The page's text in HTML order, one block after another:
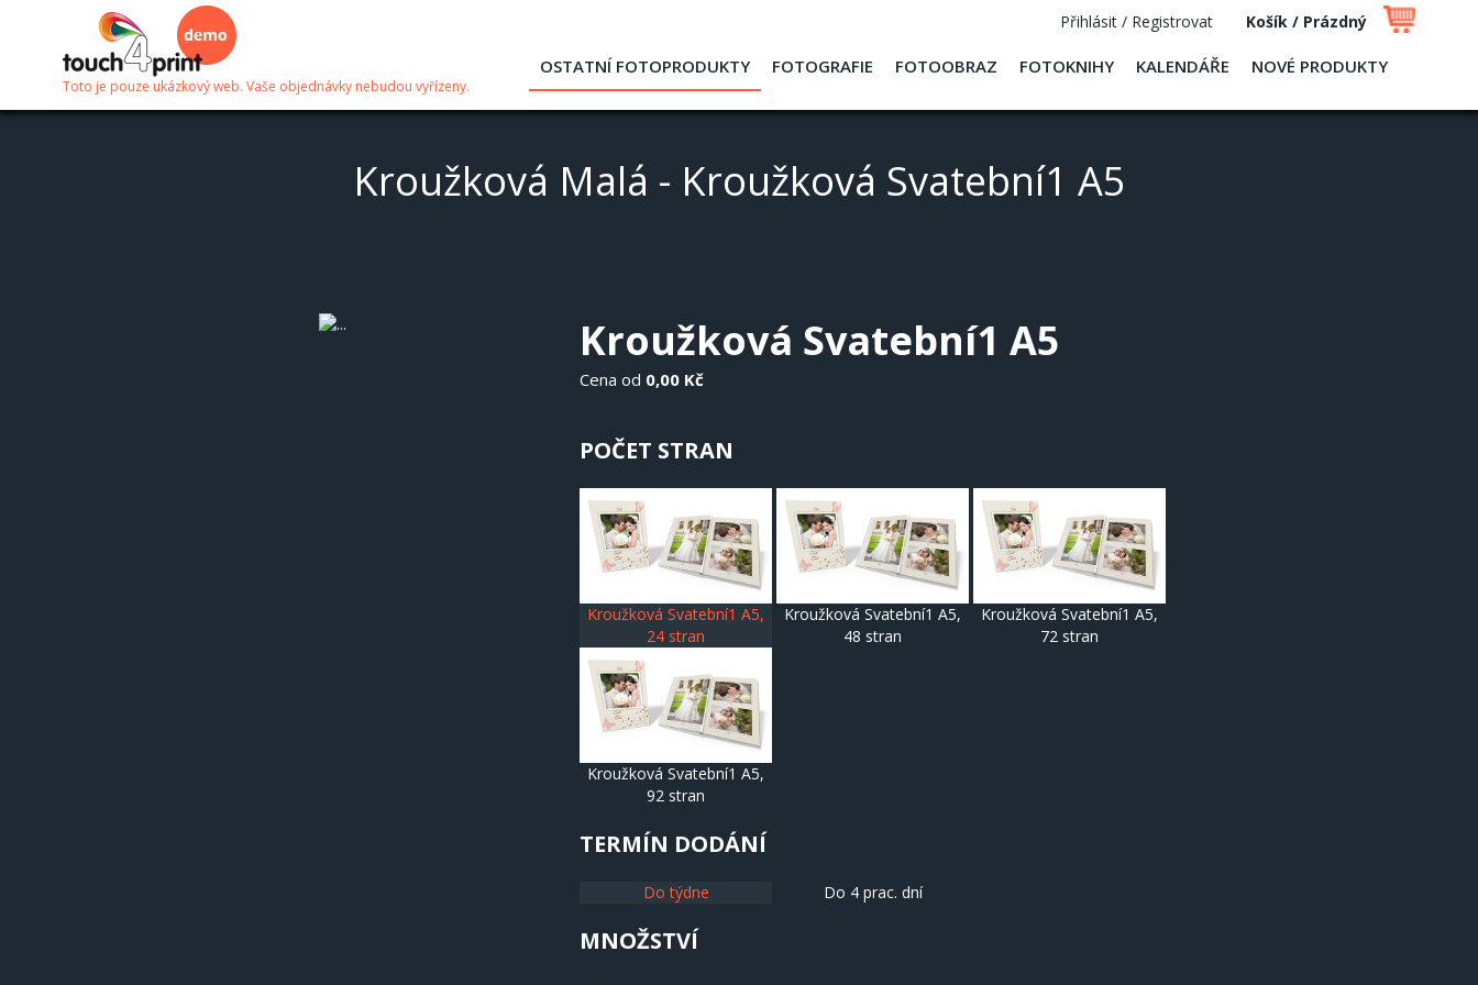
Toto je pouze ukázkový web. Vaše objednávky nebudou vyřízeny.
Košík / Prázdný
Přihlásit / Registrovat
NOVÉ PRODUKTY
KALENDÁŘE
FOTOKNIHY
FOTOOBRAZ
FOTOGRAFIE
OSTATNÍ FOTOPRODUKTY
Kroužková Malá - Kroužková Svatební1 A5
Kroužková Svatební1 A5
Cena od 0,00 Kč
POČET STRAN
Kroužková Svatební1 A5,
24 stran
Kroužková Svatební1 A5,
48 stran
Kroužková Svatební1 A5,
72 stran
Kroužková Svatební1 A5,
92 stran
TERMÍN DODÁNÍ
Do týdne Do 4 prac. dní
MNOŽSTVÍ